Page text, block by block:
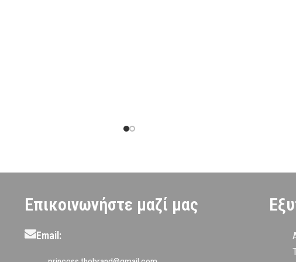
Επικοινωνήστε μαζί μας
Email: